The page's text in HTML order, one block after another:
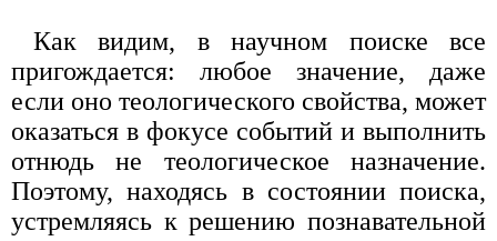
Как видим, в научном поиске все
пригождается: любое значение, даже
если оно теологического свойства, может
оказаться в фокусе событий и выполнить
отнюдь не теологическое назначение.
Поэтому, находясь в состоянии поиска,
устремляясь к решению познавательной